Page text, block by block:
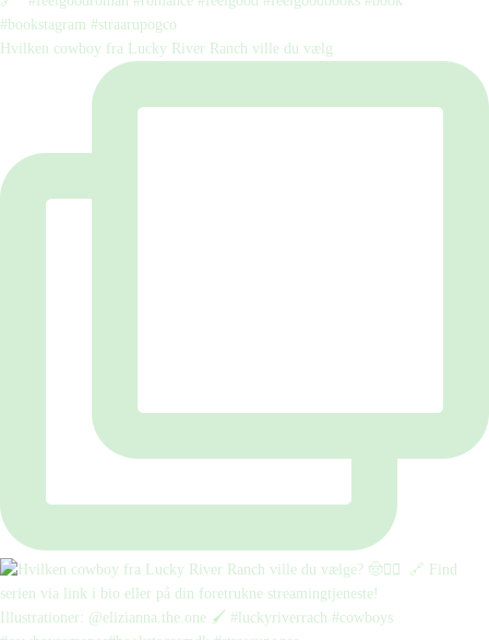
Hvilken cowboy fra Lucky River Ranch ville du vælg